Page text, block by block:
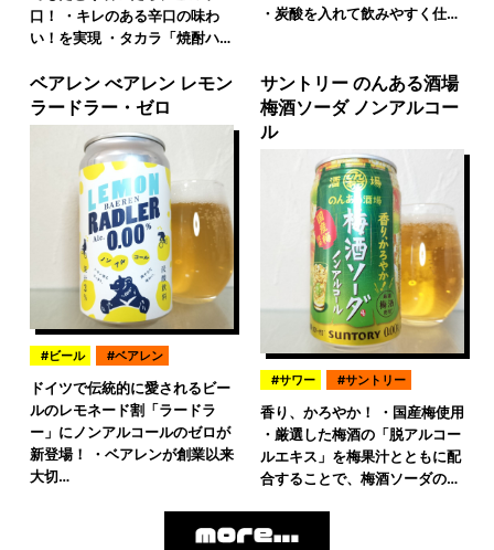
口！ ・キレのある辛口の味わ
い！を実現 ・タカラ「焼酎ハ…
・炭酸を入れて飲みやすく仕…
ベアレン べアレン レモン
ラードラー・ゼロ
ビール ベアレン
ドイツで伝統的に愛されるビー
ルのレモネード割「ラードラ
ー」にノンアルコールのゼロが
新登場！ ・ベアレンが創業以来
大切…
サントリー のんある酒場
梅酒ソーダ ノンアルコー
ル
サワー サントリー
香り、かろやか！ ・国産梅使用
・厳選した梅酒の「脱アルコー
ルエキス」を梅果汁とともに配
合することで、梅酒ソーダの…